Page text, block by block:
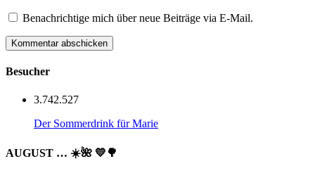
Benachrichtige mich über neue Beiträge via E-Mail.
Besucher
3.742.527
Der Sommerdrink für Marie
AUGUST … ☀️🌺 💛🌳